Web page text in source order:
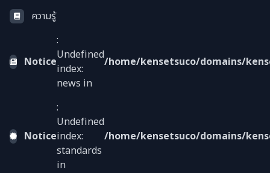
ความรู้
Notice
:
Undefined
index:
news in
/home/kensetsuco/domains/
Notice
:
Undefined
index:
standards
in
/home/kensetsuco/domains/